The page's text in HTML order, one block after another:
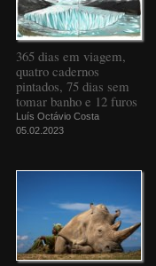
365 dias em viagem,
quatro cadernos
pintados, 75 dias sem
tomar banho e 12 furos
Luís Octávio Costa
05.02.2023